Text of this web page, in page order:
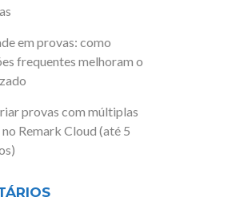
em provas: como
frequentes melhoram o
provas com múltiplas
Remark Cloud (até 5